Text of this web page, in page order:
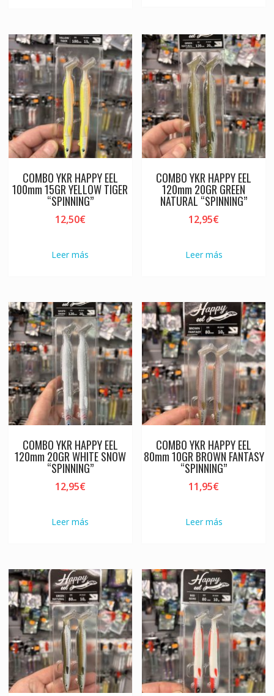
COMBO YKR HAPPY EEL
100mm 15GR YELLOW TIGER
“SPINNING”
12,50€
Leer más
COMBO YKR HAPPY EEL
120mm 20GR GREEN
NATURAL “SPINNING”
12,95€
Leer más
COMBO YKR HAPPY EEL
120mm 20GR WHITE SNOW
“SPINNING”
12,95€
Leer más
COMBO YKR HAPPY EEL
80mm 10GR BROWN FANTASY
“SPINNING”
11,95€
Leer más